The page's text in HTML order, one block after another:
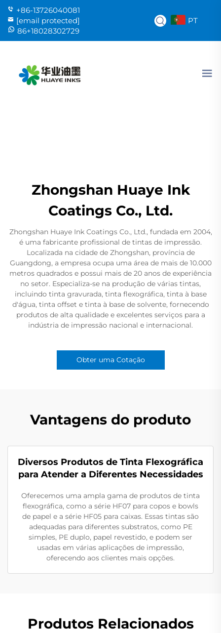
+86-13726040081
[email protected]
86+18028302729
PT
Zhongshan Huaye Ink
Coatings Co., Ltd.
Zhongshan Huaye Ink Coatings Co., Ltd., fundada em 2004,
é uma fabricante profissional de tintas de impressão.
Localizada na cidade de Zhongshan, província de
Guangdong, a empresa ocupa uma área de mais de 10.000
metros quadrados e possui mais de 20 anos de experiência
no setor. Especializa-se na produção de várias tintas,
incluindo tinta gravurada, tinta flexográfica, tinta à base
d'água, tinta offset e tinta à base de solvente, fornecendo
produtos de alta qualidade e excelentes serviços para a
indústria de impressão nacional e internacional.
Obter uma Cotação
Vantagens do produto
Diversos Produtos de Tinta Flexográfica
para Atender a Diferentes Necessidades
Oferecemos uma ampla gama de produtos de tinta
flexográfica, como a série HF07 para copos e bowls
de papel e a série HF05 para caixas. Essas tintas são
adequadas para diferentes substratos, como PE
simples, PE duplo, papel revestido, e podem ser
usadas em várias aplicações de impressão,
oferecendo aos clientes mais opções.
Produtos Relacionados